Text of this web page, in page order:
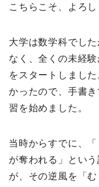
こちらこそ、よろし
大学は数学科でし
なく、全くの未経
をスタートしまし
かったので、手書
習を始めました。
当時からすでに、
が奪われる」とい
が、その逆風を「